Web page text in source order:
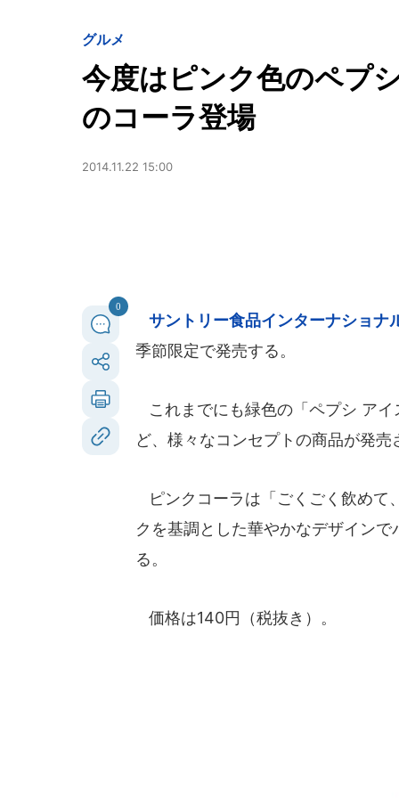
グルメ
今度はピンク色のペプ
のコーラ登場
2014.11.22 15:00
0
サントリー食品インターナショナ
季節限定で発売する。
これまでにも緑色の「ペプシ ア
ど、様々なコンセプトの商品が発売
ピンクコーラは「ごくごく飲めて
クを基調とした華やかなデザイン
る。
価格は140円（税抜き）。